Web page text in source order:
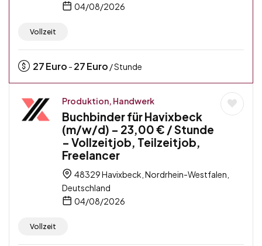
04/08/2026
Vollzeit
27Euro - 27Euro / Stunde
Produktion, Handwerk
Buchbinder für Havixbeck
(m/w/d) – 23,00 € / Stunde
– Vollzeitjob, Teilzeitjob,
Freelancer
48329 Havixbeck, Nordrhein-Westfalen,
Deutschland
04/08/2026
Vollzeit